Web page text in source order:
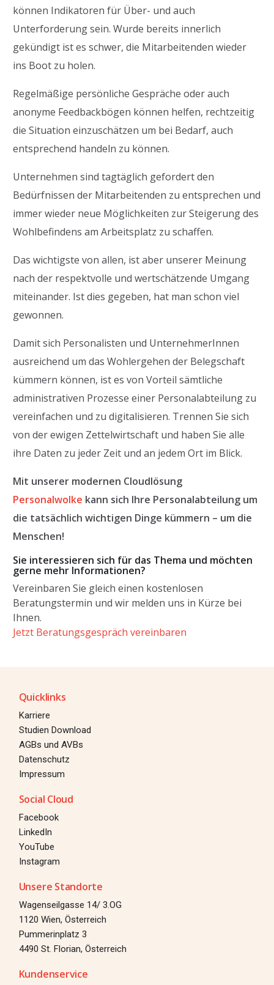
können Indikatoren für Über- und auch
Unterforderung sein. Wurde bereits innerlich
gekündigt ist es schwer, die Mitarbeitenden wieder
ins Boot zu holen.
Regelmäßige persönliche Gespräche oder auch
anonyme Feedbackbögen können helfen, rechtzeitig
die Situation einzuschätzen um bei Bedarf, auch
entsprechend handeln zu können.
Unternehmen sind tagtäglich gefordert den
Bedürfnissen der Mitarbeitenden zu entsprechen und
immer wieder neue Möglichkeiten zur Steigerung des
Wohlbefindens am Arbeitsplatz zu schaffen.
Das wichtigste von allen, ist aber unserer Meinung
nach der respektvolle und wertschätzende Umgang
miteinander. Ist dies gegeben, hat man schon viel
gewonnen.
Damit sich Personalisten und UnternehmerInnen
ausreichend um das Wohlergehen der Belegschaft
kümmern können, ist es von Vorteil sämtliche
administrativen Prozesse einer Personalabteilung zu
vereinfachen und zu digitalisieren. Trennen Sie sich
von der ewigen Zettelwirtschaft und haben Sie alle
ihre Daten zu jeder Zeit und an jedem Ort im Blick.
Mit unserer modernen Cloudlösung
Personalwolke kann sich Ihre Personalabteilung um
die tatsächlich wichtigen Dinge kümmern – um die
Menschen!
Sie interessieren sich für das Thema und möchten
gerne mehr Informationen?
Vereinbaren Sie gleich einen kostenlosen
Beratungstermin und wir melden uns in Kürze bei
Ihnen.
Jetzt Beratungsgespräch vereinbaren
Quicklinks
Karriere
Studien Download
AGBs und AVBs
Datenschutz
Impressum
Social Cloud
Facebook
LinkedIn
YouTube
Instagram
Unsere Standorte
Wagenseilgasse 14/ 3.OG
1120 Wien, Österreich
Pummerinplatz 3
4490 St. Florian, Österreich
Kundenservice